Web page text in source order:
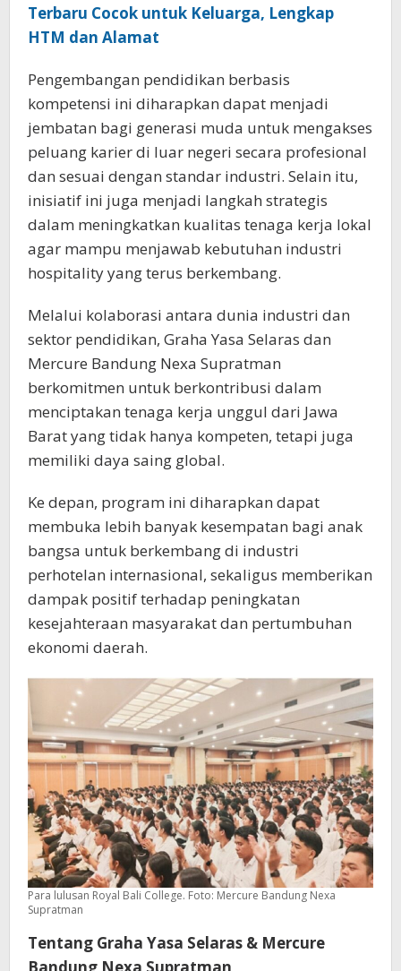
Terbaru Cocok untuk Keluarga, Lengkap
HTM dan Alamat
Pengembangan pendidikan berbasis
kompetensi ini diharapkan dapat menjadi
jembatan bagi generasi muda untuk mengakses
peluang karier di luar negeri secara profesional
dan sesuai dengan standar industri. Selain itu,
inisiatif ini juga menjadi langkah strategis
dalam meningkatkan kualitas tenaga kerja lokal
agar mampu menjawab kebutuhan industri
hospitality yang terus berkembang.
Melalui kolaborasi antara dunia industri dan
sektor pendidikan, Graha Yasa Selaras dan
Mercure Bandung Nexa Supratman
berkomitmen untuk berkontribusi dalam
menciptakan tenaga kerja unggul dari Jawa
Barat yang tidak hanya kompeten, tetapi juga
memiliki daya saing global.
Ke depan, program ini diharapkan dapat
membuka lebih banyak kesempatan bagi anak
bangsa untuk berkembang di industri
perhotelan internasional, sekaligus memberikan
dampak positif terhadap peningkatan
kesejahteraan masyarakat dan pertumbuhan
ekonomi daerah.
Para lulusan Royal Bali College. Foto: Mercure Bandung Nexa
Supratman
Tentang Graha Yasa Selaras & Mercure